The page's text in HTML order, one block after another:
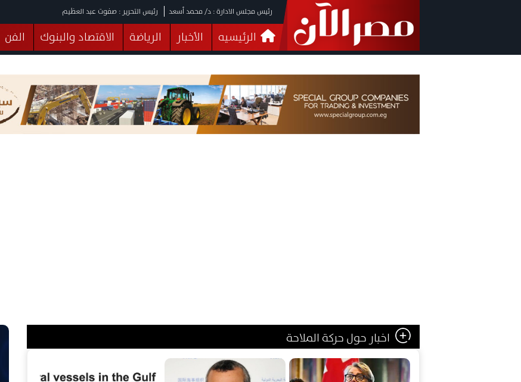
رئيس مجلس الادارة : د/ محمد أسعد رئيس التحرير : صفوت عبد العظيم
الرئيسيه الأخبار الرياضة الاقتصاد والبنوك الفن
فيديوهات
البرلمان صحة الثقافة خدمات منوعات
اخبار حول حركة الملاحة